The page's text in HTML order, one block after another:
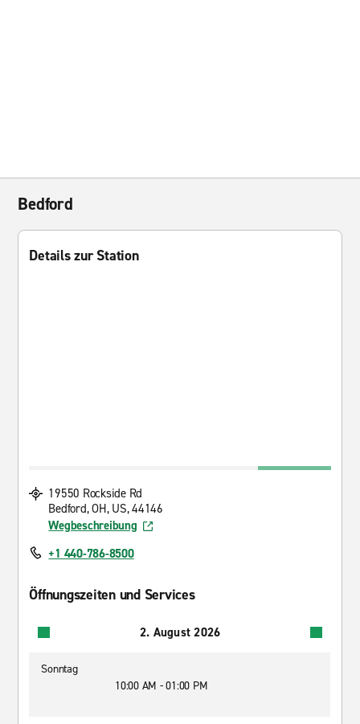
Bedford
Details zur Station
19550 Rockside Rd
Bedford, OH, US, 44146
Wegbeschreibung
+1 440-786-8500
Öffnungszeiten und Services
2. August 2026
Sonntag
10:00 AM - 01:00 PM